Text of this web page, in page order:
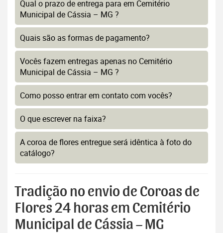
Qual o prazo de entrega para em Cemitério
Municipal de Cássia – MG ?
Quais são as formas de pagamento?
Vocês fazem entregas apenas no Cemitério
Municipal de Cássia – MG ?
Como posso entrar em contato com vocês?
O que escrever na faixa?
A coroa de flores entregue será idêntica à foto do
catálogo?
Tradição no envio de Coroas de
Flores 24 horas em Cemitério
Municipal de Cássia – MG